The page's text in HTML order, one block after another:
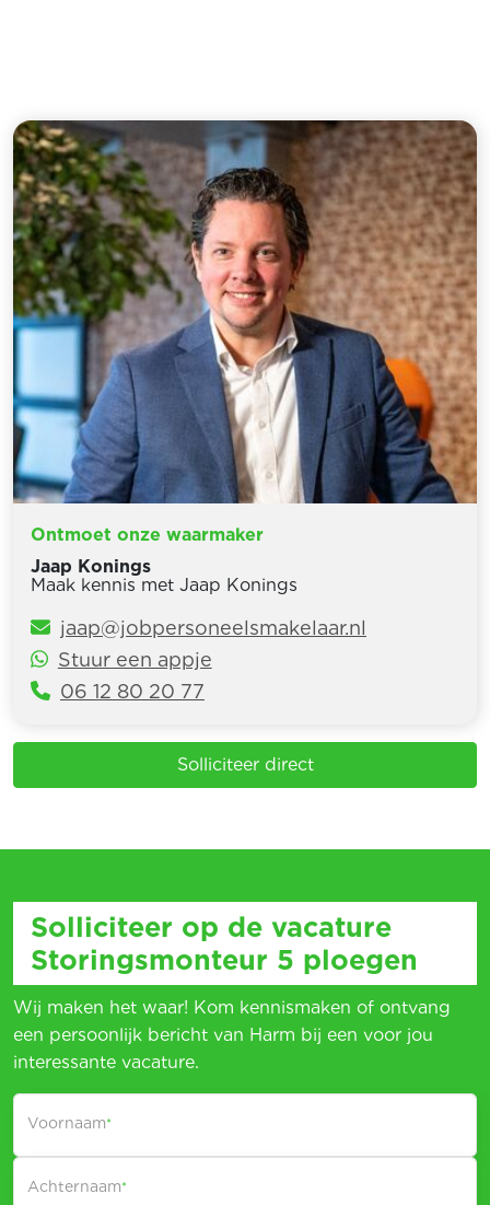
Ontmoet onze waarmaker
Jaap Konings
Maak kennis met Jaap Konings
jaap@jobpersoneelsmakelaar.nl
Stuur een appje
06 12 80 20 77
Solliciteer direct
Solliciteer op de vacature
Storingsmonteur 5 ploegen
Wij maken het waar! Kom kennismaken of ontvang
een persoonlijk bericht van Harm bij een voor jou
interessante vacature.
Voornaam*
Achternaam*